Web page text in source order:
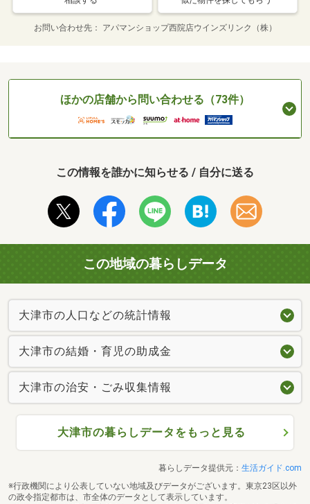
お問い合わせ先 アパマンショップ西院店ウインズリンク（株）
ほかの店舗から問い合わせる（73件）
この情報を誰かに知らせる / 自分に送る
この地域の暮らしデータ
大津市の人口などの統計情報
大津市の結婚・育児の助成金
大津市の治安・ごみ収集情報
大津市の暮らしデータをもっと見る
暮らしデータ提供元： 生活ガイド.com
※行政機関により公表していない地域及びデータがございます。東京23区以外
の政令指定都市は、市全体のデータとして表示しています。